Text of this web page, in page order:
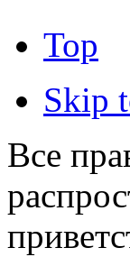
Top
Skip
Все